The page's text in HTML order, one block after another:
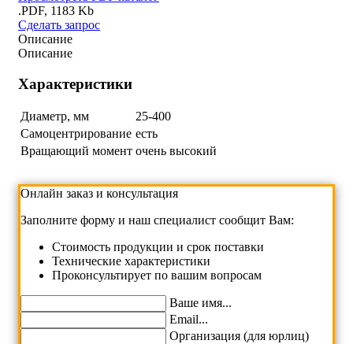
.PDF, 1183 Kb
Сделать запрос
Описание
Описание
Характеристики
Диаметр, мм
25-400
Самоцентрирование есть
Вращающий момент очень высокий
Онлайн заказ и консультация
Заполните форму и наш специалист сообщит Вам:
Cтоимость продукции и срок поставки
Технические характеристики
Проконсультирует по вашим вопросам
Ваше имя...
Email...
Организация (для юрлиц)